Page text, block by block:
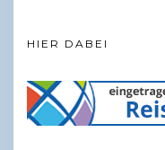
HIER DABEI